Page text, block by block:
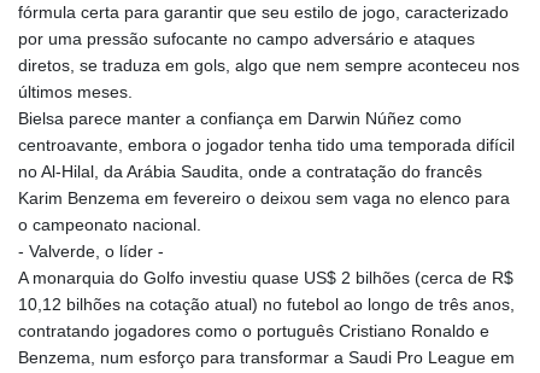
4681.941823
KMF 492.514185
KRW
KWD 0.356853
KYD 0.960588
KZT 540.233287
LAK
103223.017367
LKR 386.635196
LRD 208.057415
LSL 18.726567
fórmula certa para garantir que seu estilo de jogo, caracterizado
por uma pressão sufocante no campo adversário e ataques
diretos, se traduza em gols, algo que nem sempre aconteceu nos
últimos meses.
Bielsa parece manter a confiança em Darwin Núñez como
centroavante, embora o jogador tenha tido uma temporada difícil
no Al-Hilal, da Arábia Saudita, onde a contratação do francês
Karim Benzema em fevereiro o deixou sem vaga no elenco para
o campeonato nacional.
- Valverde, o líder -
A monarquia do Golfo investiu quase US$ 2 bilhões (cerca de R$
10,12 bilhões na cotação atual) no futebol ao longo de três anos,
contratando jogadores como o português Cristiano Ronaldo e
Benzema, num esforço para transformar a Saudi Pro League em